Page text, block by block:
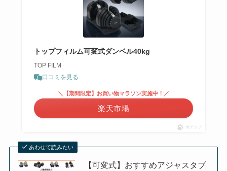
トップフィルム可変式ダンベル40kg
TOP FILM
口コミを見る
＼【期間限定】お買い物マラソン実施中！／
楽天市場
ポチップ
あわせて読みたい
【可変式】おすすめアジャスタブ